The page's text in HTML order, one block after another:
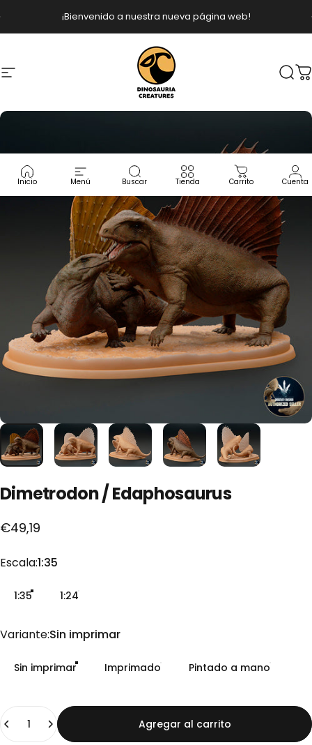
¡Bienvenido a nuestra nueva página web!
diapositivas pausa
Navegación Dinosauria Creatures
Inicio Menú Buscar Tienda Carrito Cuenta
Dimetrodon/Edaphosaurus
€49,19
Escala
Escala:1:35
1:35 1:24
Variante
Variante:Sin imprimar
Sin imprimar Imprimado Pintado a mano
Cantidad
Agregar al carrito